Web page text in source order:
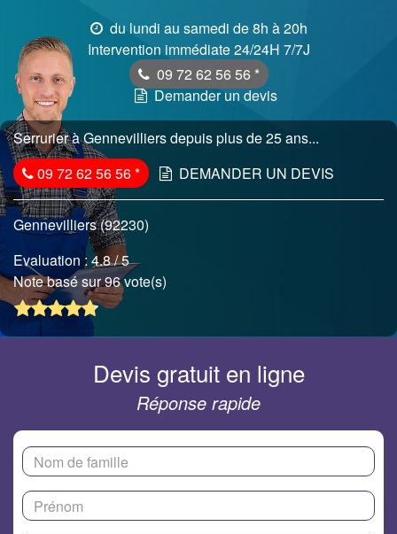
du lundi au samedi de 8h à 20h
Intervention immédiate 24/24H 7/7J
09 72 62 56 56 *
Demander un devis
Serrurier à Gennevilliers depuis plus de 25 ans...
09 72 62 56 56* DEMANDER UN DEVIS
Gennevilliers (92230)
Evaluation :4.8/ 5
Note basé sur 96 vote(s)
Devis gratuit en ligne
Réponse rapide